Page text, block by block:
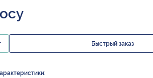
Быстрый заказ